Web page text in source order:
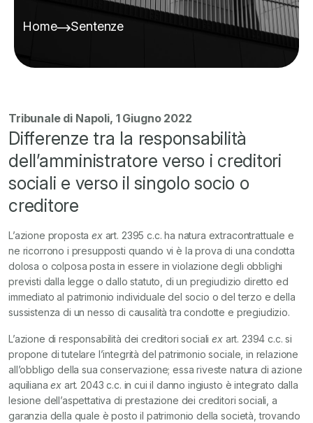
Home Sentenze
Tribunale di Napoli, 1 Giugno 2022
Differenze tra la responsabilità
dell’amministratore verso i creditori
sociali e verso il singolo socio o
creditore
L’azione propostaexart. 2395 c.c. ha natura extracontrattuale e
ne ricorrono i presupposti quando vi è la prova di una condotta
dolosa o colposa posta in essere in violazione degli obblighi
previsti dalla legge o dallo statuto, di un pregiudizio diretto ed
immediato al patrimonio individuale del socio o del terzo e della
sussistenza di un nesso di causalità tra condotte e pregiudizio.
L’azione di responsabilità dei creditori socialiex art. 2394 c.c. si
propone di tutelare l’integrità del patrimonio sociale, in relazione
all’obbligo della sua conservazione; essa riveste natura di azione
aquilianaex art. 2043 c.c. in cui il danno ingiusto è integrato dalla
lesione dell’aspettativa di prestazione dei creditori sociali, a
garanzia della quale è posto il patrimonio della società, trovando